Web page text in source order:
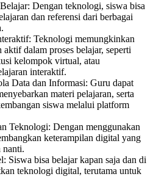
Dengan teknologi, siswa bisa
dan referensi dari berbagai
Teknologi memungkinkan
dalam proses belajar, seperti
kelompok virtual, atau
interaktif.
Data dan Informasi: Guru dapat
materi pelajaran, serta
siswa melalui platform
Teknologi: Dengan menggunakan
keterampilan digital yang
nanti.
Siswa bisa belajar kapan saja dan di
teknologi digital, terutama untuk